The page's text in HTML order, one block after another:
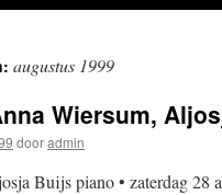
augustus 1999
Wiersum,
dooradmin
Buijs piano • zaterdag 28